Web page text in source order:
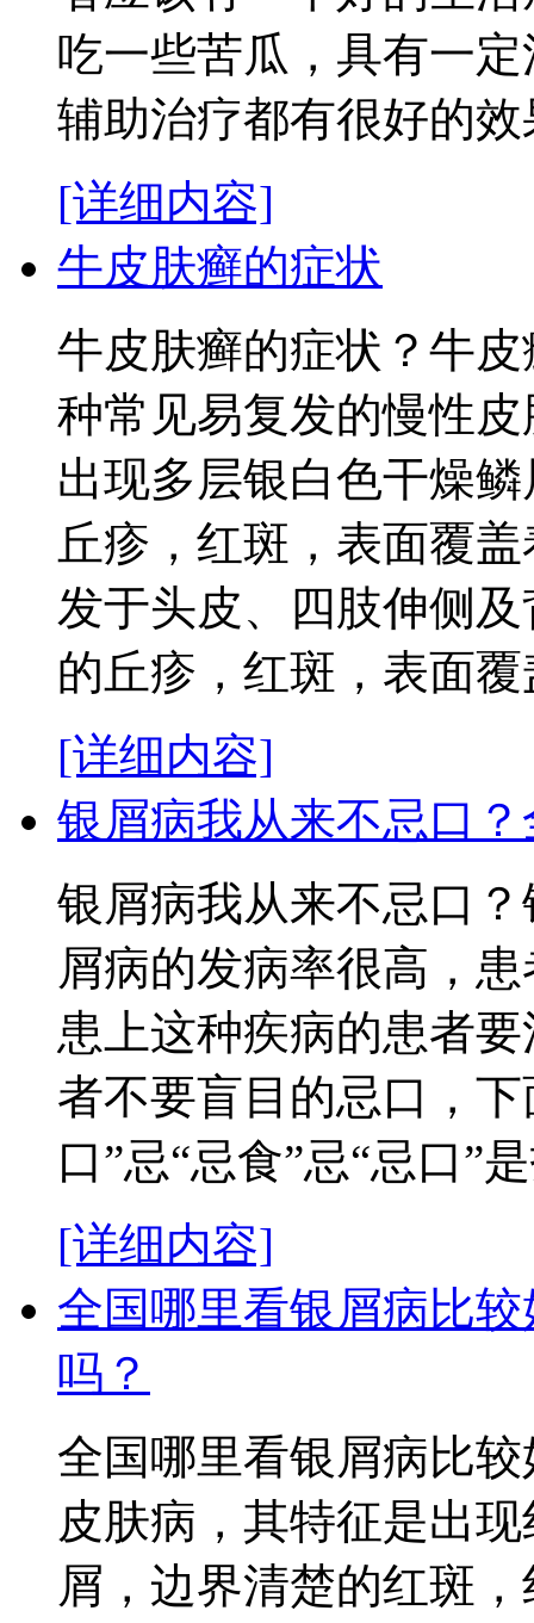
吃一些苦瓜，具有一
辅助治疗都有很好的效
[详细内容]
牛皮肤癣的症状
牛皮肤癣的症状？牛
种常见易复发的慢性
出现多层银白色干燥
丘疹，红斑，表面覆
发于头皮、四肢伸侧
的丘疹，红斑，表面
[详细内容]
银屑病我从来不忌口
银屑病我从来不忌口
屑病的发病率很高，
患上这种疾病的患者
者不要盲目的忌口，
口”忌“忌食”忌“忌口”
[详细内容]
全国哪里看银屑病比
吗？
全国哪里看银屑病比
皮肤病，其特征是出
屑，边界清楚的红斑